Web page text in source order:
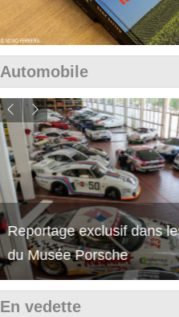
Automobile
Reportage exclusif dans
du Musée Porsche
Découverte de la nouvelle
12Cilindri Manuale
En vedette